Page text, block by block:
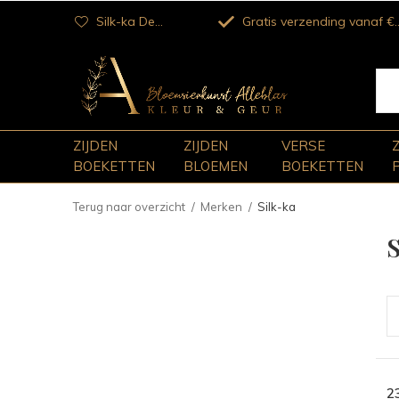
ZIJDEN
BOEKETTEN
ZIJDEN
BLOEMEN
VERSE
BOEKETTEN
Silk-ka Dealer Gratis verzending vanaf €100
Terug naar overzicht Merken Silk-ka